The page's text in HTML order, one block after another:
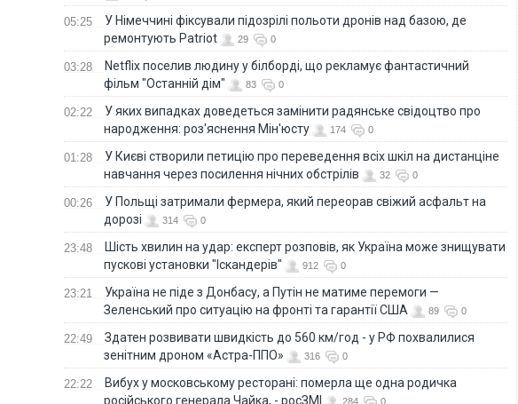
05:25
У Німеччині фіксували підозрілі польоти дронів над базою, де
ремонтують Patriot
29 0
03:28
Netflix поселив людину у білборді, що рекламує фантастичний
фільм "Останній дім"
83 0
02:22
У яких випадках доведеться замінити радянське свідоцтво про
народження: роз'яснення Мін'юсту
174 0
01:28
У Києві створили петицію про переведення всіх шкіл на дистанціне
навчання через посилення нічних обстрілів
32 0
00:26
У Польщі затримали фермера, який переорав свіжий асфальт на
дорозі
314 0
23:48
Шість хвилин на удар: експерт розповів, як Україна може знищувати
пускові установки "Іскандерів"
912 0
23:21
Україна не піде з Донбасу, а Путін не матиме перемоги —
Зеленський про ситуацію на фронті та гарантії США
89 0
22:49
Здатен розвивати швидкість до 560 км/год - у РФ похвалилися
зенітним дроном «Астра-ППО»
316 0
22:22
Вибух у московському ресторані: померла ще одна родичка
російського генерала Чайка, - росЗМІ
284 0